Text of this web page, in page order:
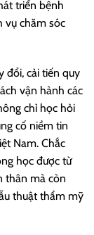
triển bệnh
vụ chăm sóc
đổi, cải tiến quy
vận hành các
chỉ học hỏi
cố niềm tin
Nam. Chắc
học được từ
thân mà còn
thuật thẩm mỹ